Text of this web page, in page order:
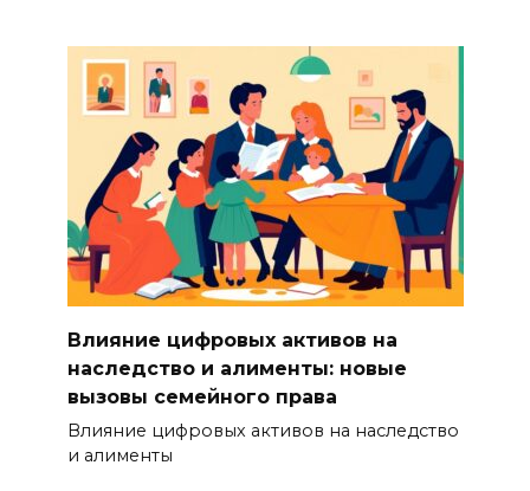
Влияние цифровых активов на
наследство и алименты: новые
вызовы семейного права
Влияние цифровых активов на наследство
и алименты